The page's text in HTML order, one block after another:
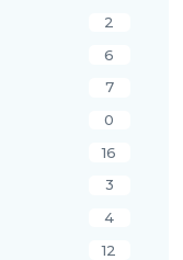
2
6
7
0
16
3
4
12